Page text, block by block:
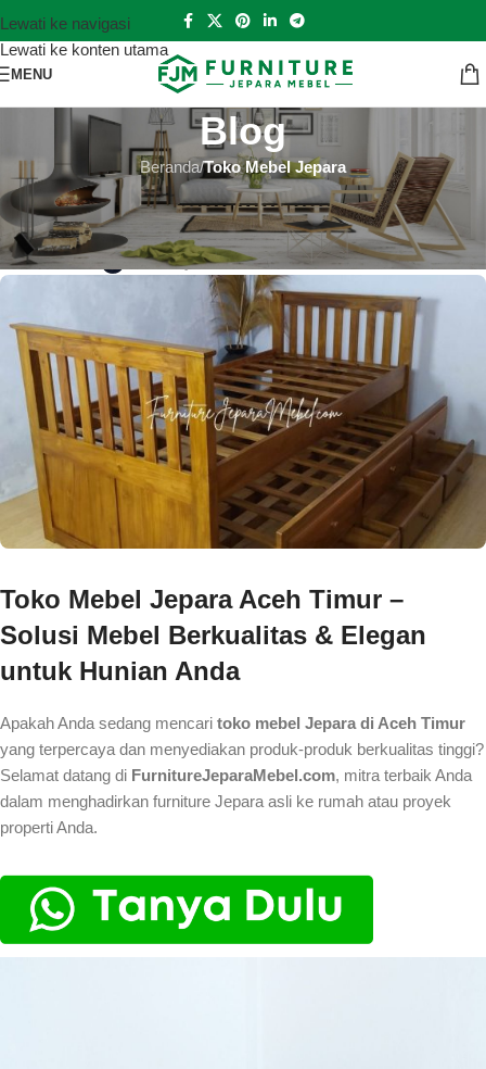
Lewati ke navigasi
Lewati ke konten utama
MENU
Blog
Beranda/Toko Mebel Jepara
TOKO MEBEL JEPARA
Toko Mebel Jepara Aceh Timur
Hutankayu FurnitureAktif 2025-02-04
Toko Mebel Jepara Aceh Timur –
Solusi Mebel Berkualitas & Elegan
untuk Hunian Anda
Apakah Anda sedang mencari toko mebel Jepara di Aceh Timur
yang terpercaya dan menyediakan produk-produk berkualitas tinggi?
Selamat datang di FurnitureJeparaMebel.com, mitra terbaik Anda
dalam menghadirkan furniture Jepara asli ke rumah atau proyek
properti Anda.